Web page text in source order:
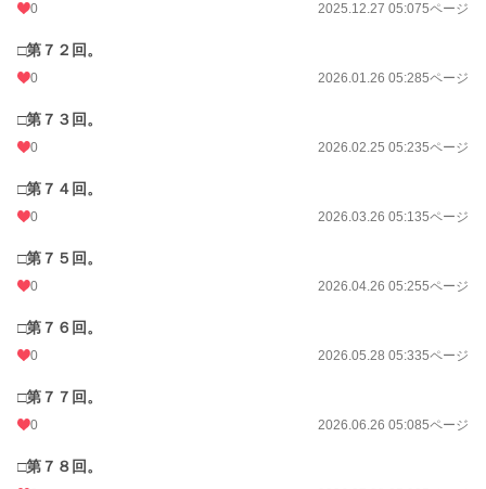
0 2025.12.27 05:075ページ
□第７２回。
0 2026.01.26 05:285ページ
□第７３回。
0 2026.02.25 05:235ページ
□第７４回。
0 2026.03.26 05:135ページ
□第７５回。
0 2026.04.26 05:255ページ
□第７６回。
0 2026.05.28 05:335ページ
□第７７回。
0 2026.06.26 05:085ページ
□第７８回。